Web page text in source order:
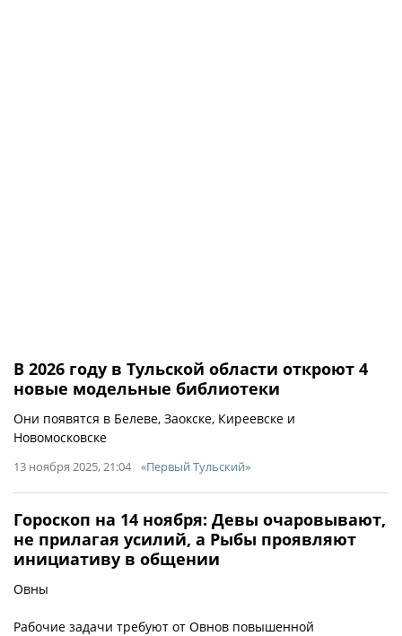
В 2026 году в Тульской области откроют 4
новые модельные библиотеки
Они появятся в Белеве, Заокске, Киреевске и
Новомосковске
13 ноября 2025, 21:04 «Первый Тульский»
Гороскоп на 14 ноября: Девы очаровывают,
не прилагая усилий, а Рыбы проявляют
инициативу в общении
Овны
Рабочие задачи требуют от Овнов повышенной